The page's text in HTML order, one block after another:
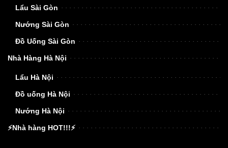
Lẩu Sài Gòn
Nướng Sài Gòn
Đồ Uống Sài Gòn
Nhà Hàng Hà Nội
Lẩu Hà Nội
Đồ uống Hà Nội
Nướng Hà Nội
⚡Nhà hàng HOT!!!⚡